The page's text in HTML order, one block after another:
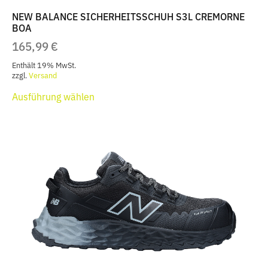
NEW BALANCE SICHERHEITSSCHUH S3L CREMORNE
BOA
165,99€
Enthält 19% MwSt.
zzgl.Versand
Ausführung wählen
auf.
Die
Optionen
können
auf
der
Produktseite
gewählt